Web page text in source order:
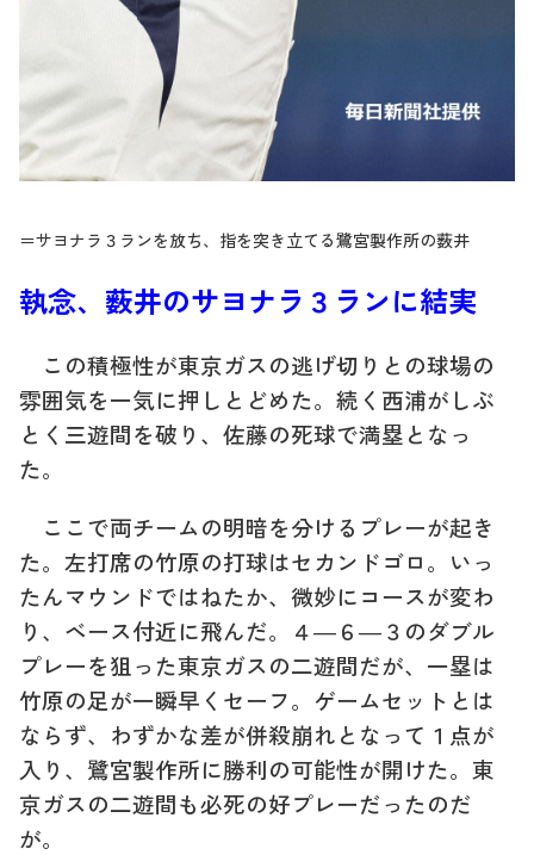
＝サヨナラ３ランを放ち、指を突き立てる鷺宮製作所の薮井
執念、薮井のサヨナラ３ランに結実
この積極性が東京ガスの逃げ切りとの球場の
雰囲気を一気に押しとどめた。続く西浦がしぶ
とく三遊間を破り、佐藤の死球で満塁となっ
た。
ここで両チームの明暗を分けるプレーが起き
た。左打席の竹原の打球はセカンドゴロ。いっ
たんマウンドではねたか、微妙にコースが変わ
り、ベース付近に飛んだ。４―６―３のダブル
プレーを狙った東京ガスの二遊間だが、一塁は
竹原の足が一瞬早くセーフ。ゲームセットとは
ならず、わずかな差が併殺崩れとなって１点が
入り、鷺宮製作所に勝利の可能性が開けた。東
京ガスの二遊間も必死の好プレーだったのだ
が。